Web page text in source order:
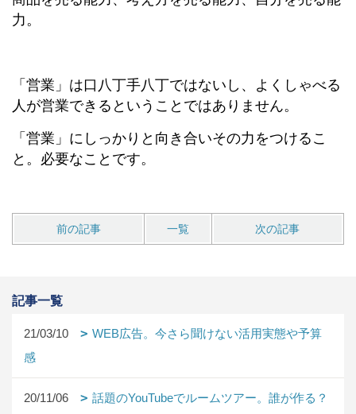
力。
「営業」は口八丁手八丁ではないし、よくしゃべる
人が営業できるということではありません。
「営業」にしっかりと向き合いその力をつけるこ
と。必要なことです。
前の記事 一覧 次の記事
記事一覧
21/03/10
WEB広告。今さら聞けない活用実態や予算
感
20/11/06
話題のYouTubeでルームツアー。誰が作る？